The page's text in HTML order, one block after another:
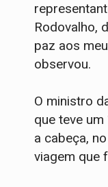
Rodovalho,
paz aos
observou.
O ministro
que teve
a cabeça,
viagem que